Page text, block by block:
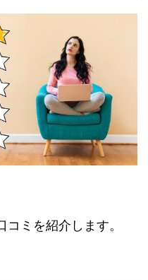
ミを紹介します。